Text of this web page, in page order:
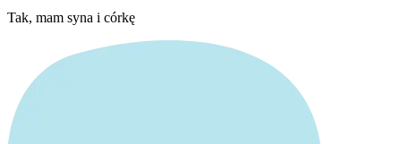
Tak, mam syna i córkę